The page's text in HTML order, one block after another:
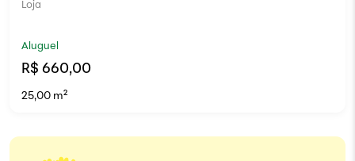
Loja
Aluguel
R$ 660,00
25,00 m²